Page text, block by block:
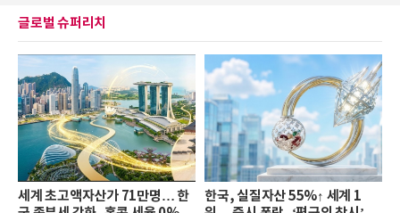
글로벌 슈퍼리치
세계 초고액자산가 71만명… 한
한국, 실질자산 55%↑ 세계 1